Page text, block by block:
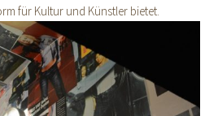
für Kultur und Künstler bietet.